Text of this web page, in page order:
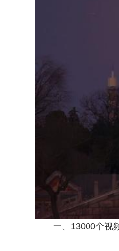
一、13000个视